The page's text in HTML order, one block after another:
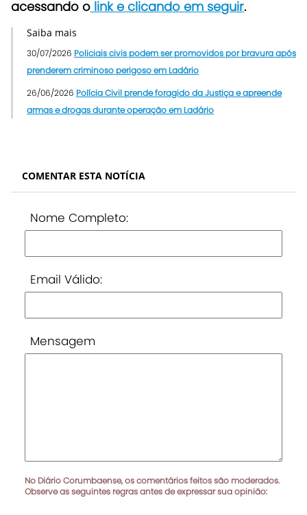
acessando o link e clicando em seguir.
Saiba mais
30/07/2026 Policiais civis podem ser promovidos por bravura após
prenderem criminoso perigoso em Ladário
26/06/2026 Polícia Civil prende foragido da Justiça e apreende
armas e drogas durante operação em Ladário
COMENTAR ESTA NOTÍCIA
Nome Completo:
Email Válido:
Mensagem
No Diário Corumbaense, os comentários feitos são moderados.
Observe as seguintes regras antes de expressar sua opinião: